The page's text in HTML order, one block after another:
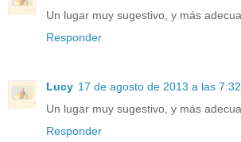
Un lugar muy sugestivo, y más
Responder
Lucy 17 de agosto de 2013 a las 7:32
Un lugar muy sugestivo, y más
Responder